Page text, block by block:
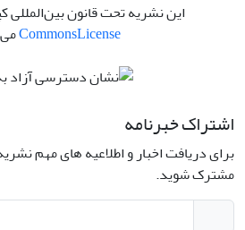
این نشریه تحت قانون بین‌المللی
CommonsLicense
اشتراک خبرنامه
برای دریافت اخبار و اطلاعیه های مهم
مشترک شوید.